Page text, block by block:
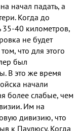
начал падать, а
. Когда до
35-40 километров,
не будет
, что для этого
был
. В это же время
начали
более слабые, чем
. Им на
дивизию, что
к Паулюсу. Когда